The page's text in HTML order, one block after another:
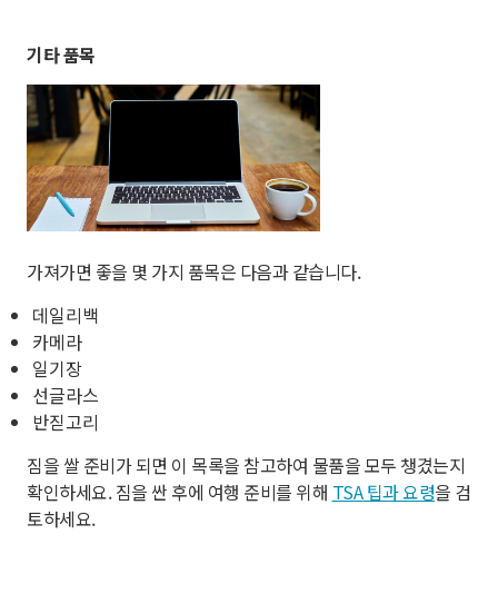
기타 품목
가져가면 좋을 몇 가지 품목은 다음과 같습니다.
데일리백
카메라
일기장
선글라스
반짇고리
짐을 쌀 준비가 되면 이 목록을 참고하여 물품을 모두 챙겼는지
확인하세요. 짐을 싼 후에 여행 준비를 위해 TSA 팁과 요령을 검
토하세요.